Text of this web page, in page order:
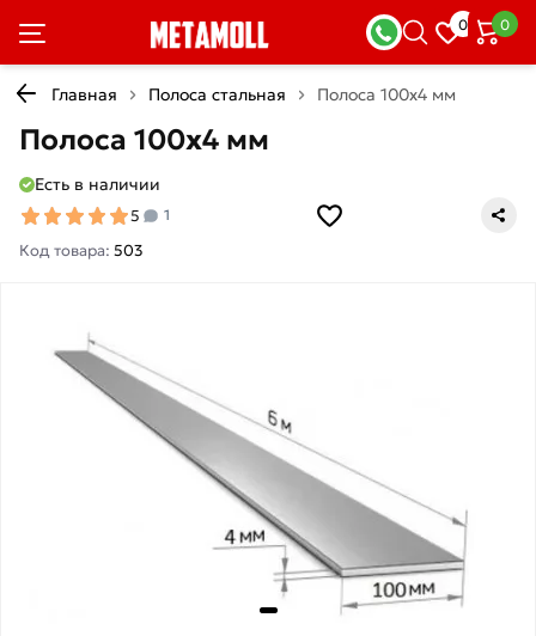
0 0
Главная Полоса стальная Полоса 100х4 мм
Полоса 100х4 мм
Есть в наличии
5 1
Код товара: 503